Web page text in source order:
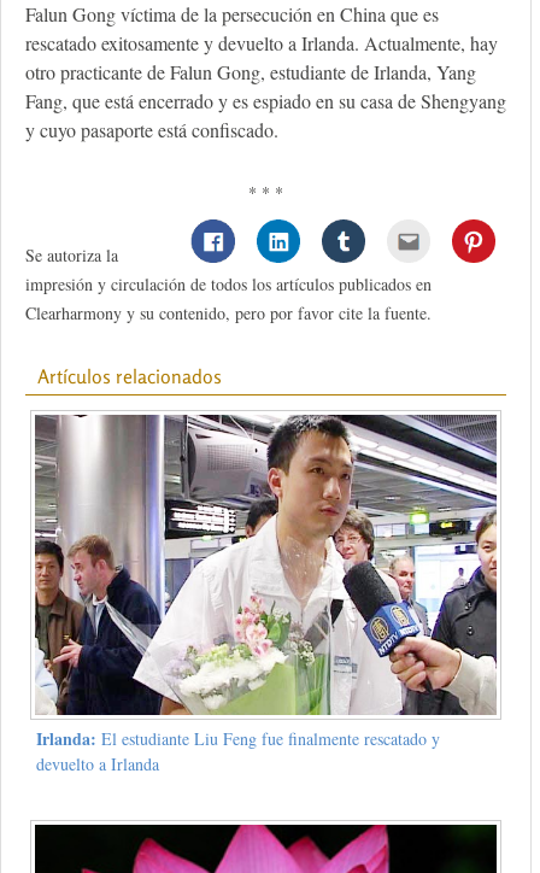
Falun Gong víctima de la persecución en China que es
rescatado exitosamente y devuelto a Irlanda. Actualmente, hay
otro practicante de Falun Gong, estudiante de Irlanda, Yang
Fang, que está encerrado y es espiado en su casa de Shengyang
y cuyo pasaporte está confiscado.
* * *
Se autoriza la
impresión y circulación de todos los artículos publicados en
Clearharmony y su contenido, pero por favor cite la fuente.
Artículos relacionados
Irlanda: El estudiante Liu Feng fue finalmente rescatado y
devuelto a Irlanda